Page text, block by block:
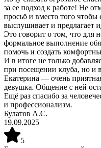
за ее подход к работе! Не
просьб и вместо того чтобы
выслушивает и предлагает
Это говорит о том, что для
формальное выполнение
помочь и создать
И в итоге не только
при посещении клуба, но и
Екатерина — очень
девушка. Общение с ней
Ещё раз спасибо за
и профессионализм.
Булатов А.С.
19.09.2025
5